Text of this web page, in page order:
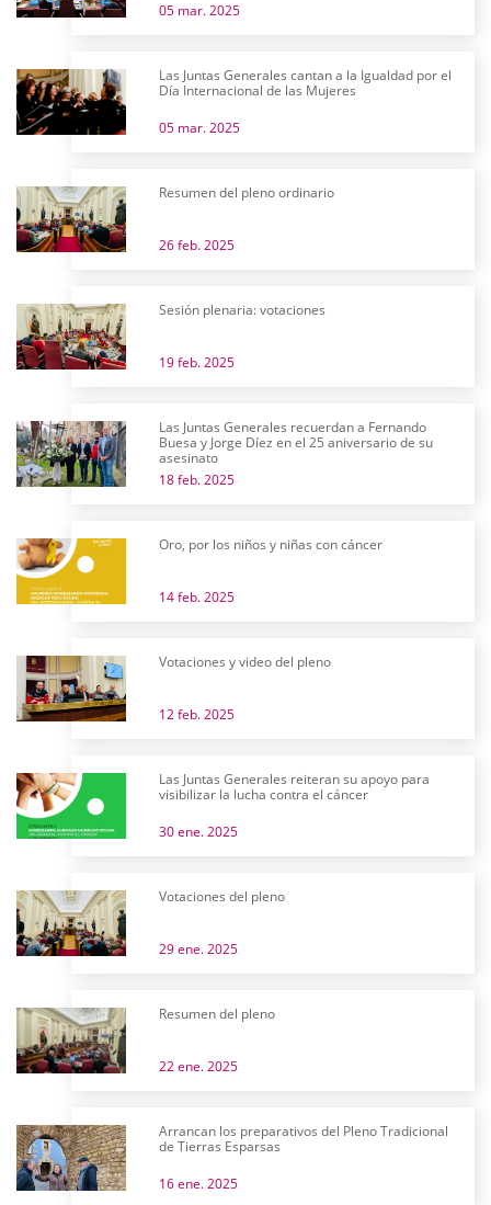
05 mar. 2025
Las Juntas Generales cantan a la Igualdad por el
Día Internacional de las Mujeres
05 mar. 2025
Resumen del pleno ordinario
26 feb. 2025
Sesión plenaria: votaciones
19 feb. 2025
Las Juntas Generales recuerdan a Fernando
Buesa y Jorge Díez en el 25 aniversario de su
asesinato
18 feb. 2025
Oro, por los niños y niñas con cáncer
14 feb. 2025
Votaciones y video del pleno
12 feb. 2025
Las Juntas Generales reiteran su apoyo para
visibilizar la lucha contra el cáncer
30 ene. 2025
Votaciones del pleno
29 ene. 2025
Resumen del pleno
22 ene. 2025
Arrancan los preparativos del Pleno Tradicional
de Tierras Esparsas
16 ene. 2025